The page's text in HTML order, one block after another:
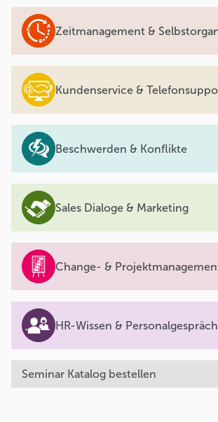
Zeitmanagement &
Kundenservice &
Beschwerden & Konflikte
Sales Dialoge & Marketing
Change- &
HR-Wissen &
Seminar Katalog bestellen